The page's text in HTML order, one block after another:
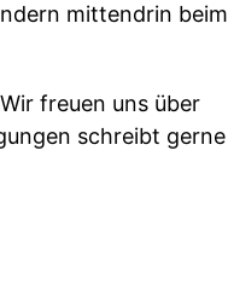
mittendrin beim
freuen uns über
schreibt gerne